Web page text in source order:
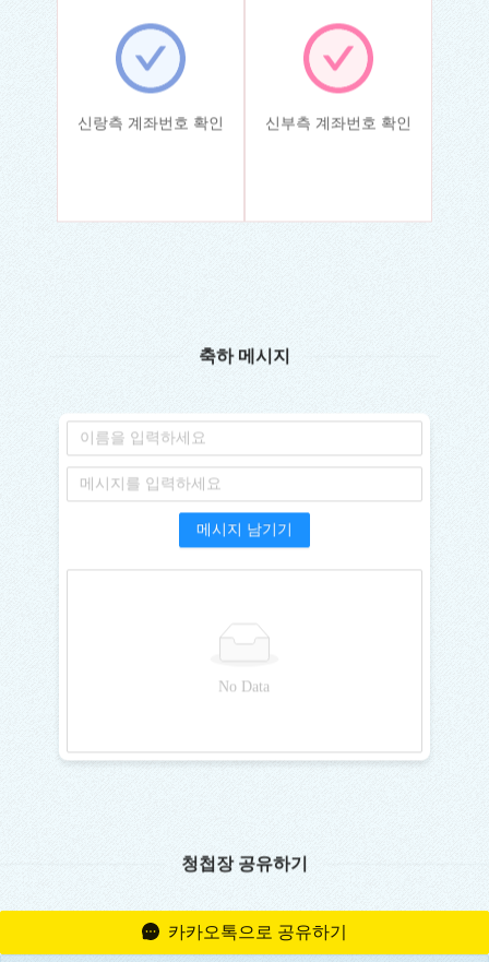
신랑측 계좌번호 확인 신부측 계좌번호 확인
축하 메시지
메시지 남기기
No Data
청첩장 공유하기
카카오톡으로 공유하기